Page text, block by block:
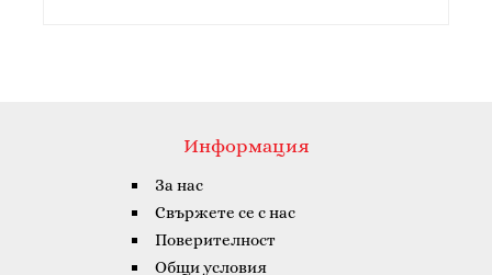
Информация
За нас
Свържете се с нас
Поверителност
Общи условия